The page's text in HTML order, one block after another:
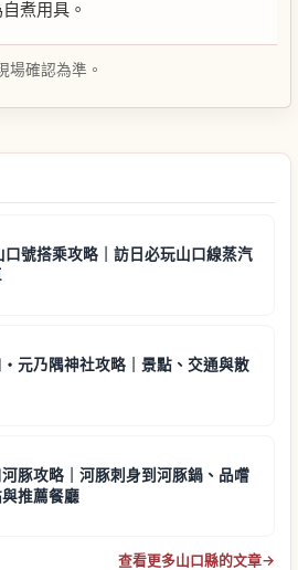
煮用具。
場確認為準。
口號搭乘攻略｜訪日必玩山口線蒸汽
元乃隅神社攻略｜景點、交通與散
豚攻略｜河豚刺身到河豚鍋、品嚐
推薦餐廳
查看更多山口縣的文章→